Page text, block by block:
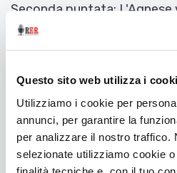
Questo sito web utilizza i
Utilizziamo i cookie per
annunci, per garantire la
per analizzare il nostro traffico.
selezionate utilizziamo cookie
Seconda puntata: L'Agnese